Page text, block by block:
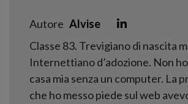
Autore Alvise
Classe 83. Trevigiano di nascita
Internettiano d’adozione. Non
casa mia senza un computer. La
che ho messo piede sul web